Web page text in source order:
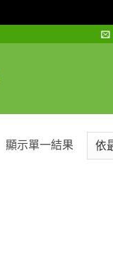
顯示單一結果